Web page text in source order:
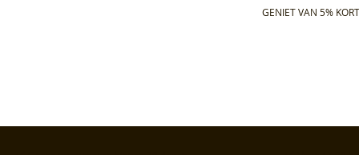
GENIET VAN 5%